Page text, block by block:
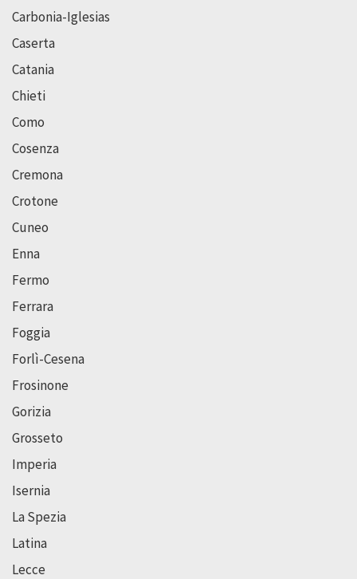
Carbonia-Iglesias
Caserta
Catania
Chieti
Como
Cosenza
Cremona
Crotone
Cuneo
Enna
Fermo
Ferrara
Foggia
Forlì-Cesena
Frosinone
Gorizia
Grosseto
Imperia
Isernia
La Spezia
Latina
Lecce